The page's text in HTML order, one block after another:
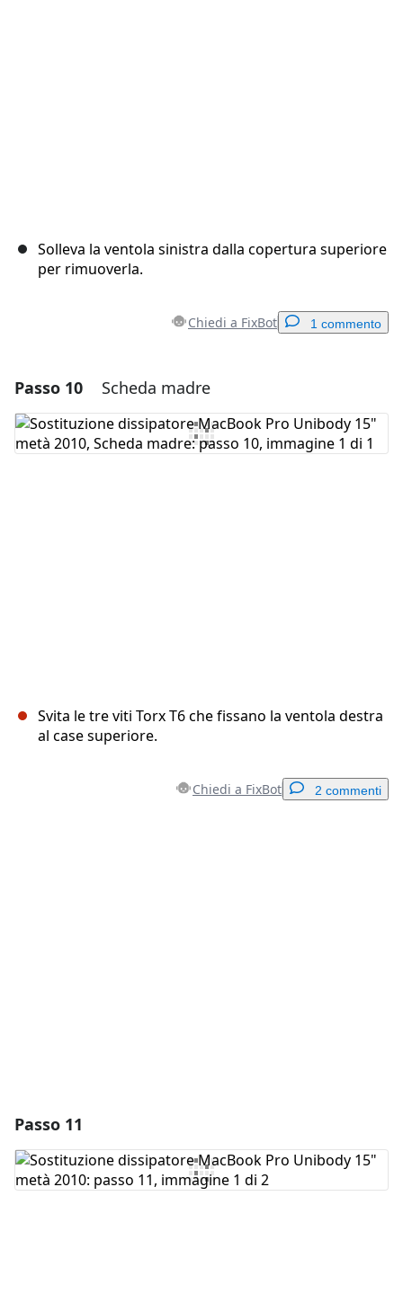
Solleva la ventola sinistra dalla copertura superiore
per rimuoverla.
Chiedi a FixBot 1 commento
Aggiungi un commento
Aggiungi Commento
Passo 10 Scheda madre
Svita le tre viti Torx T6 che fissano la ventola destra
al case superiore.
Chiedi a FixBot 2 commenti
Passo 11